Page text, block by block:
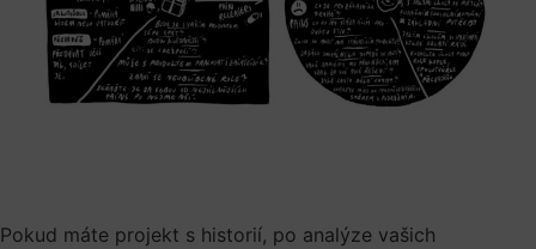
Pokud máte projekt s historií, po analýze vašich